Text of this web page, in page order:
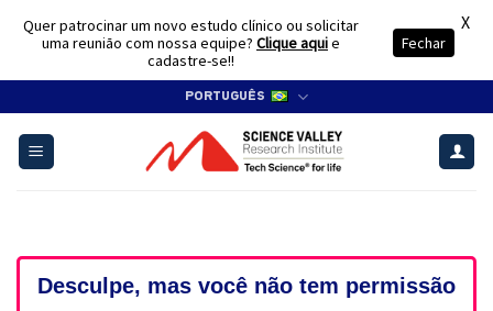
content
PORTUGUÊS
Desculpe, mas você não tem permissão
Quer patrocinar um novo estudo clínico ou solicitar
uma reunião com nossa equipe? Clique aquie
cadastre-se!!
Fechar
X